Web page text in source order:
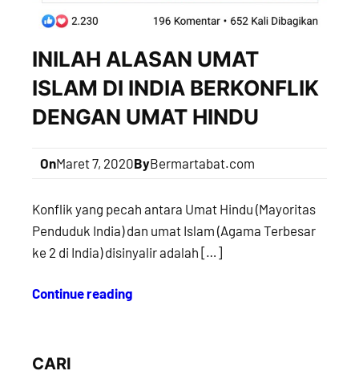
INILAH ALASAN UMAT
ISLAM DI INDIA BERKONFLIK
DENGAN UMAT HINDU
OnMaret 7, 2020ByBermartabat.com
Konflik yang pecah antara Umat Hindu (Mayoritas
Penduduk India) dan umat Islam (Agama Terbesar
ke 2 di India) disinyalir adalah […]
Continue reading
CARI